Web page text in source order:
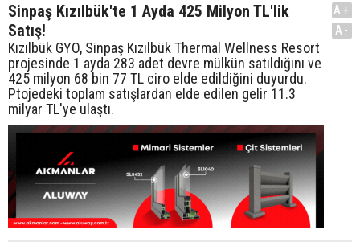
Sinpaş Kızılbük'te 1 Ayda 425 Milyon TL'lik
Satış!
Kızılbük GYO, Sinpaş Kızılbük Thermal Wellness Resort
projesinde 1 ayda 283 adet devre mülkün satıldığını ve
425 milyon 68 bin 77 TL ciro elde edildiğini duyurdu.
Ptojedeki toplam satışlardan elde edilen gelir 11.3
milyar TL'ye ulaştı.
A+
A-